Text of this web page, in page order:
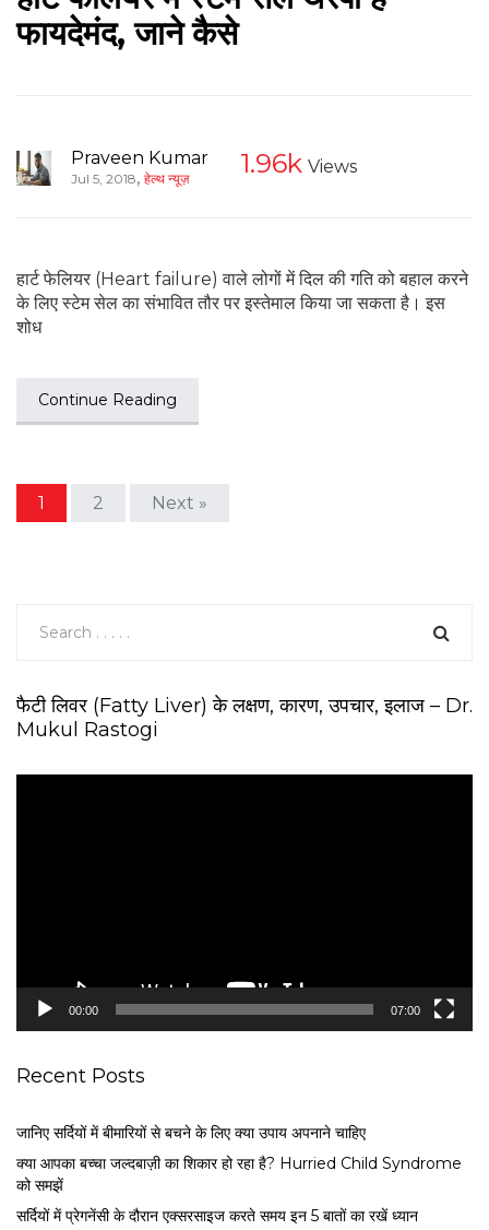
फायदेमंद, जाने कैसे
Praveen Kumar
Jul 5, 2018, हेल्थ न्यूज़ 1.96k Views
हार्ट फेलियर (Heart failure) वाले लोगों में दिल की गति को बहाल करने
के लिए स्टेम सेल का संभावित तौर पर इस्तेमाल किया जा सकता है। इस
शोध
Continue Reading
1 2 Next »
फैटी लिवर (Fatty Liver) के लक्षण, कारण, उपचार, इलाज – Dr.
Mukul Rastogi
00:00 07:00
Recent Posts
जानिए सर्दियों में बीमारियों से बचने के लिए क्या उपाय अपनाने चाहिए
क्या आपका बच्चा जल्दबाज़ी का शिकार हो रहा है? Hurried Child Syndrome
को समझें
सर्द‍ियों में प्रेगनेंसी के दौरान एक्सरसाइज करते समय इन 5 बातों का रखें ध्यान